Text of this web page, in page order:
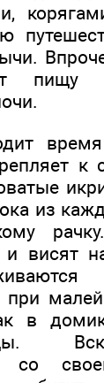
из
и висят
в
со